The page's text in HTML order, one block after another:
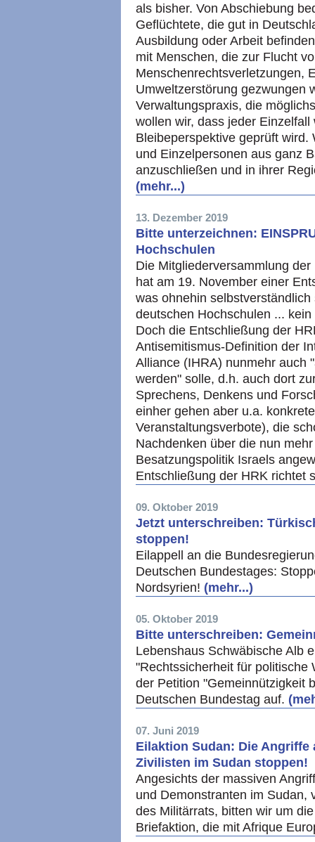
als bisher. Von Abschiebung
Geflüchtete, die gut in
Ausbildung oder Arbeit
mit Menschen, die zur Flucht
Menschenrechtsverletzungen,
Umweltzerstörung gezwungen
Verwaltungspraxis, die
wollen wir, dass jeder
Bleibeperspektive geprüft
und Einzelpersonen aus ganz
anzuschließen und in ihrer
(mehr...)
13. Dezember 2019
Bitte unterzeichnen:
Hochschulen
Die Mitgliederversammlung
hat am 19. November einer
was ohnehin
deutschen Hochschulen ...
Doch die Entschließung der
Antisemitismus-Definition der
Alliance (IHRA) nunmehr auch
werden" solle, d.h. auch dort
Sprechens, Denkens und
einher gehen aber u.a.
Veranstaltungsverbote), die
Nachdenken über die nun
Besatzungspolitik Israels
Entschließung der HRK richtet
09. Oktober 2019
Jetzt unterschreiben:
stoppen!
Eilappell an die
Deutschen Bundestages:
Nordsyrien! (mehr...)
05. Oktober 2019
Bitte unterschreiben:
Lebenshaus Schwäbische Alb
"Rechtssicherheit für politische
der Petition "Gemeinnützigkeit
Deutschen Bundestag auf.
07. Juni 2019
Eilaktion Sudan: Die
Zivilisten im Sudan stoppen!
Angesichts der massiven
und Demonstranten im Sudan,
des Militärrats, bitten wir um
Briefaktion, die mit Afrique